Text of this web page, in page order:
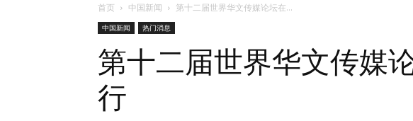
首页 中国新闻 第十二届世界华文传媒论坛在...
中国新闻 热门消息
第十二届世界华文传媒
行